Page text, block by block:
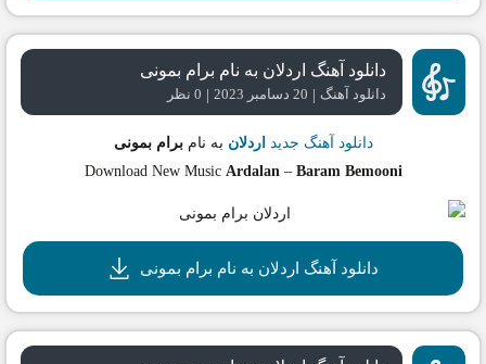
دانلود آهنگ اردلان به نام برام بمونی
دانلود آهنگ | 20 دسامبر 2023 | 0 نظر
دانلود آهنگ جدید اردلان به نامبرام بمونی
Download New Music Ardalan– Baram Bemooni
دانلود آهنگ اردلان به نام برام بمونی